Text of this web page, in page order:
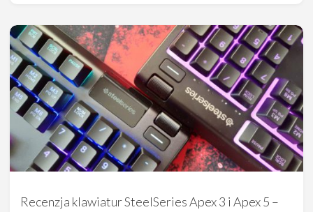
Recenzja klawiatur SteelSeries Apex 3 i Apex 5 –